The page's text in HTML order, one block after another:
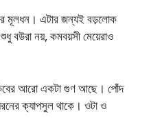
মূলধন। এটার জন্যই বড়লোক
বউরা নয়, কমবয়সী মেয়েরাও
আরো একটা গুণ আছে। পোঁদ
ক্যাপসুল থাকে। ওটা ও